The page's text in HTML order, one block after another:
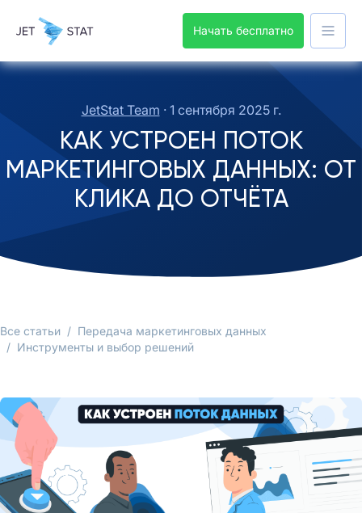
Начать бесплатно
JetStat Team · 1 сентября 2025 г.
КАК УСТРОЕН ПОТОК
МАРКЕТИНГОВЫХ ДАННЫХ: ОТ
КЛИКА ДО ОТЧЁТА
Все статьи / Передача маркетинговых данных
/ Инструменты и выбор решений